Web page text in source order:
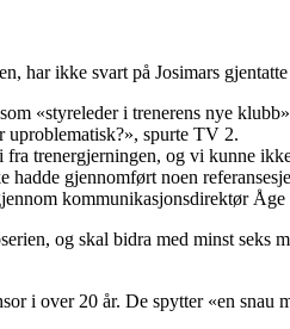
har ikke svart på Josimars gjentatte
«styreleder i trenerens nye
uproblematisk?», spurte TV 2.
fra trenergjerningen, og vi kunne
gjennomført noen
kommunikasjonsdirektør
og skal bidra med minst
i over 20 år. De spytter «en